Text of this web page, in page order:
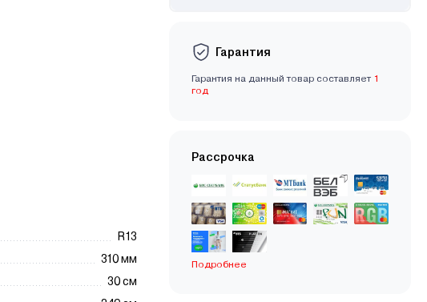
R13
310 мм
30 см
Гарантия
Гарантия на данный товар составляет 1
год
Рассрочка
Подробнее